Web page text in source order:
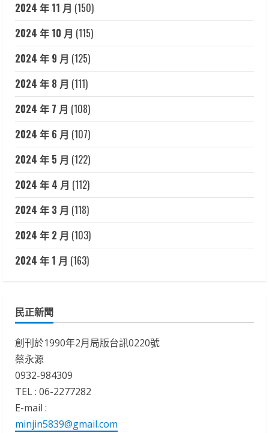
2024 年 11 月 (150)
2024 年 10 月 (115)
2024 年 9 月 (125)
2024 年 8 月 (111)
2024 年 7 月 (108)
2024 年 6 月 (107)
2024 年 5 月 (122)
2024 年 4 月 (112)
2024 年 3 月 (118)
2024 年 2 月 (103)
2024 年 1 月 (163)
民正新聞
創刊於1990年2月局版台訊0220號
蔡永源
0932-984309
TEL : 06-2277282
E-mail :
minjin5839@gmail.com